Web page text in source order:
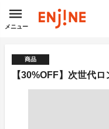
メニュー
商品
【30%OFF】次世代